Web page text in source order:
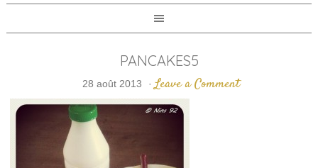
PANCAKES5
28 août 2013 · Leave a Comment